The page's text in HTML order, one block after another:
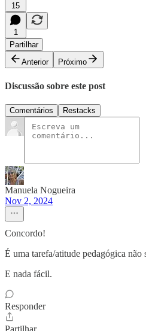
15
1
Partilhar
Anterior
Próximo
Discussão sobre este post
Comentários Restacks
Manuela Nogueira
Nov 2, 2024
Concordo!
É uma tarefa/atitude pedagógica não
E nada fácil.
Responder
Partilhar